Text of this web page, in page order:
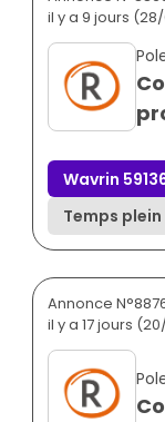
il y a 9 jours
Wavrin
Temps plein
Annonce
il y a 17 jours